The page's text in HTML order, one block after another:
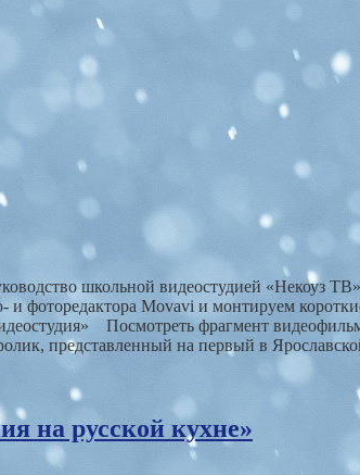
школьной видеостудией «Некоуз
и фоторедактора Movavi и монтируем
Посмотреть фрагмент
представленный на первый в
на русской кухне»